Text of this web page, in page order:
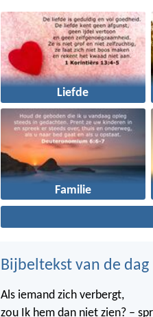
Liefde
Familie
Bijbeltekst van de dag
Als iemand zich verbergt,
zou Ik hem dan niet zien? –